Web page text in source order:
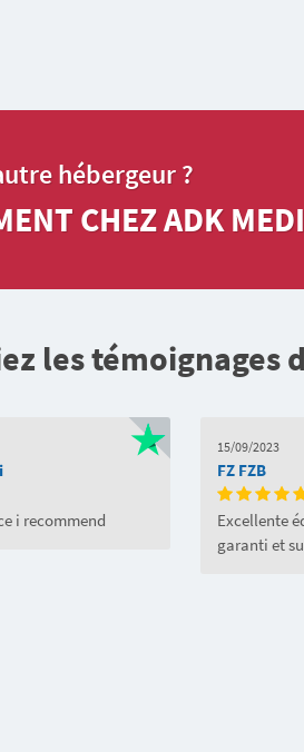
hébergeur ?
CHEZ ADK
les témoignages
i recommend
15/09/2023
FZ FZB
Excellente
garanti et